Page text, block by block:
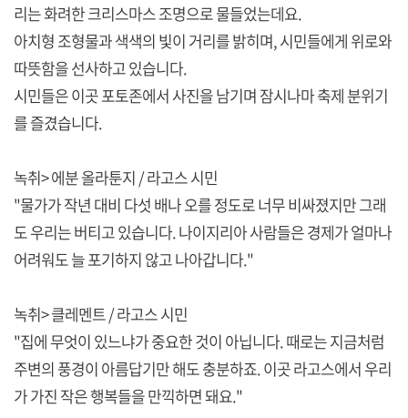
리는 화려한 크리스마스 조명으로 물들었는데요.
아치형 조형물과 색색의 빛이 거리를 밝히며, 시민들에게 위로와
따뜻함을 선사하고 있습니다.
시민들은 이곳 포토존에서 사진을 남기며 잠시나마 축제 분위기
를 즐겼습니다.
녹취> 에분 올라툰지 / 라고스 시민
"물가가 작년 대비 다섯 배나 오를 정도로 너무 비싸졌지만 그래
도 우리는 버티고 있습니다. 나이지리아 사람들은 경제가 얼마나
어려워도 늘 포기하지 않고 나아갑니다."
녹취> 클레멘트 / 라고스 시민
"집에 무엇이 있느냐가 중요한 것이 아닙니다. 때로는 지금처럼
주변의 풍경이 아름답기만 해도 충분하죠. 이곳 라고스에서 우리
가 가진 작은 행복들을 만끽하면 돼요."